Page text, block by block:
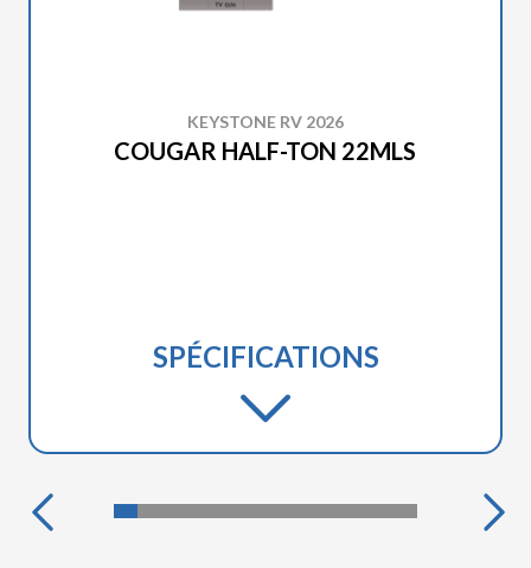
KEYSTONE RV 2026
COUGAR HALF-TON 22MLS
SPÉCIFICATIONS